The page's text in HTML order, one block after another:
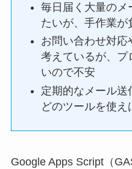
毎日届く大量のメ
たいが、手作業が
お問い合わせ対応
考えているが、プ
いので不安
定期的なメール送
どのツールを使
Google Apps Script（